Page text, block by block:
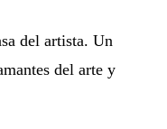
del artista. Un
del arte y